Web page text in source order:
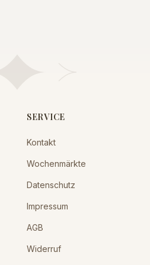
SERVICE
Kontakt
Wochenmärkte
Datenschutz
Impressum
AGB
Widerruf